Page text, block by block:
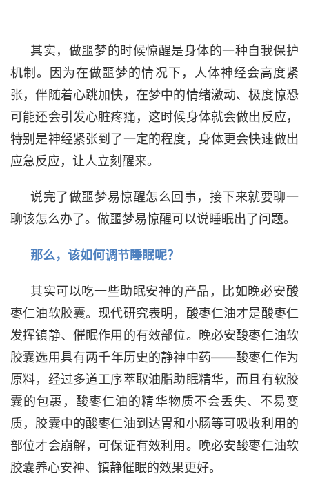
其实，做噩梦的时候惊醒是身体的一种自我保护
机制。因为在做噩梦的情况下，人体神经会高度紧
张，伴随着心跳加快，在梦中的情绪激动、极度惊恐
可能还会引发心脏疼痛，这时候身体就会做出反应，
特别是神经紧张到了一定的程度，身体更会快速做出
应急反应，让人立刻醒来。
说完了做噩梦易惊醒怎么回事，接下来就要聊一
聊该怎么办了。做噩梦易惊醒可以说睡眠出了问题。
那么，该如何调节睡眠呢？
其实可以吃一些助眠安神的产品，比如晚必安酸
枣仁油软胶囊。现代研究表明，酸枣仁油才是酸枣仁
发挥镇静、催眠作用的有效部位。晚必安酸枣仁油软
胶囊选用具有两千年历史的静神中药——酸枣仁作为
原料，经过多道工序萃取油脂助眠精华，而且有软胶
囊的包裹，酸枣仁油的精华物质不会丢失、不易变
质，胶囊中的酸枣仁油到达胃和小肠等可吸收利用的
部位才会崩解，可保证有效利用。晚必安酸枣仁油软
胶囊养心安神、镇静催眠的效果更好。